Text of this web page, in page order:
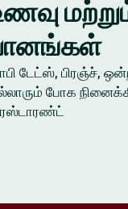
டேட்ஸ், பிரஞ்ச்,
போக